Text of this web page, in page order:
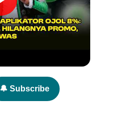
🔔 Subscribe